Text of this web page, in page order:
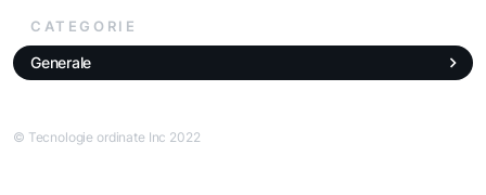
CATEGORIE
Generale
© Tecnologie ordinate Inc 2022